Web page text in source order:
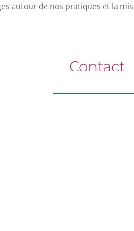
autour de nos pratiques et la
Contact